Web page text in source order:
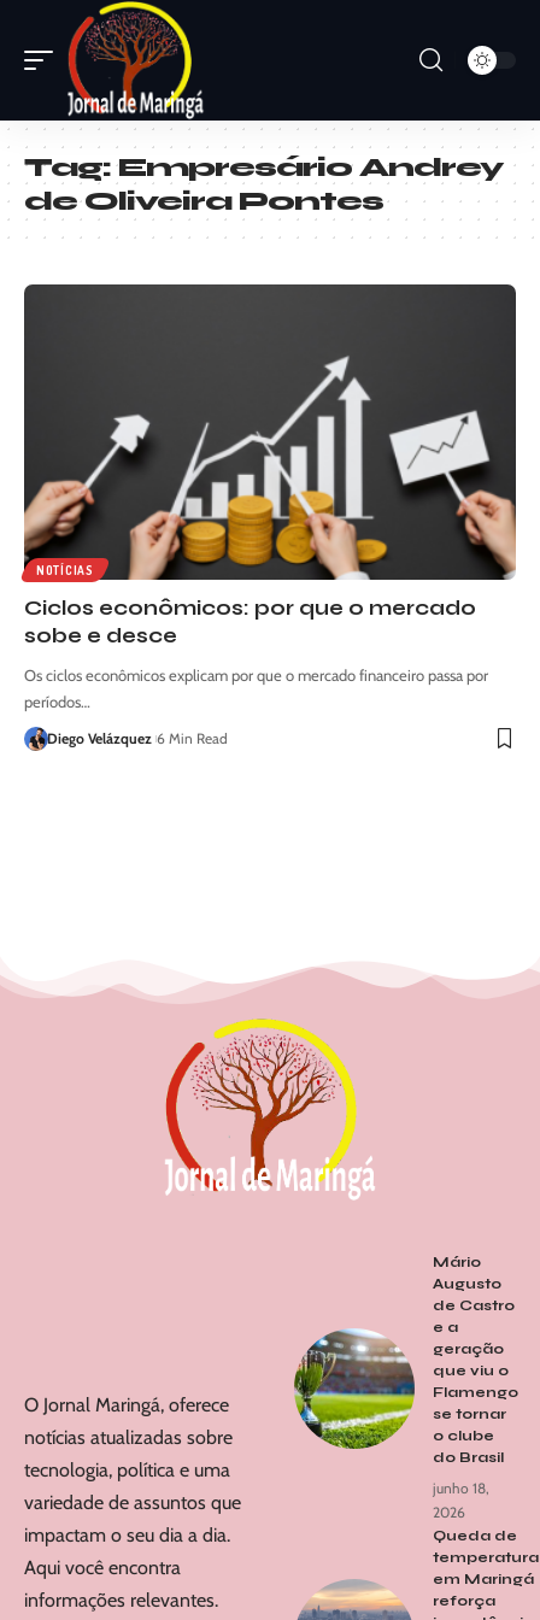
Tag:Empresário Andrey
de Oliveira Pontes
NOTÍCIAS
Ciclos econômicos: por que o mercado
sobe e desce
Os ciclos econômicos explicam por que o mercado financeiro passa por
períodos…
Diego Velázquez 6 Min Read
O Jornal Maringá, oferece
notícias atualizadas sobre
tecnologia, política e uma
variedade de assuntos que
impactam o seu dia a dia.
Aqui você encontra
informações relevantes.
Mário
Augusto
de Castro
e a
geração
que viu o
Flamengo
se tornar
o clube
do Brasil
junho 18,
2026
Queda de
temperatura
em Maringá
reforça